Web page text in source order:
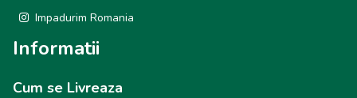
Impadurim Romania
Informatii
Cum se Livreaza